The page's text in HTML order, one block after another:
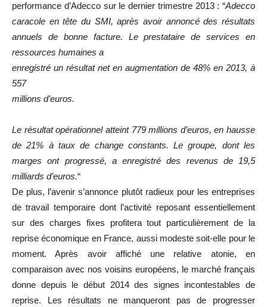
performance d’Adecco sur le dernier trimestre 2013 : “Adecco
caracole en tête du SMI, après avoir annoncé des résultats
annuels de bonne facture. Le prestataire de services en
ressources humaines a
enregistré un résultat net en augmentation de 48% en 2013, à
557
millions d’euros.
Le résultat opérationnel atteint 779 millions d’euros, en hausse
de 21% à taux de change constants. Le groupe, dont les
marges ont progressé, a enregistré des revenus de 19,5
milliards d’euros.“
De plus, l’avenir s’annonce plutôt radieux pour les entreprises
de travail temporaire dont l’activité reposant essentiellement
sur des charges fixes profitera tout particulièrement de la
reprise économique en France, aussi modeste soit-elle pour le
moment. Après avoir affiché une relative atonie, en
comparaison avec nos voisins européens, le marché français
donne depuis le début 2014 des signes incontestables de
reprise. Les résultats ne manqueront pas de progresser